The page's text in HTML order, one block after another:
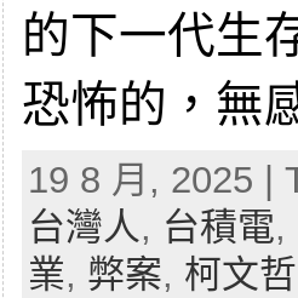
的下一代生
恐怖的，無
19 8 月, 2025 |
台灣人, 台積電,
業, 弊案, 柯文哲